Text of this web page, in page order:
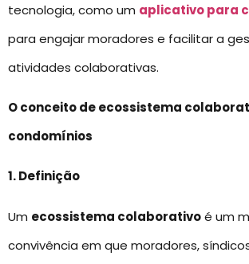
tecnologia, como um aplicativo para
para engajar moradores e facilitar a
atividades colaborativas.
O conceito de ecossistema
condomínios
1. Definição
Um ecossistema colaborativoé um
convivência em que moradores,